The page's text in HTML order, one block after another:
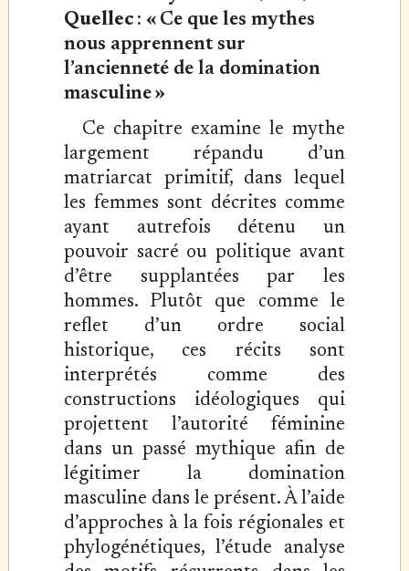
Quellec : « Ce que les mythes
nous apprennent sur
l’ancienneté de la domination
masculine »
Ce chapitre examine le mythe
largement répandu d’un
matriarcat primitif, dans lequel
les femmes sont décrites comme
ayant autrefois détenu un
pouvoir sacré ou politique avant
d’être supplantées par les
hommes. Plutôt que comme le
reflet d’un ordre social
historique, ces récits sont
interprétés comme des
constructions idéologiques qui
projettent l’autorité féminine
dans un passé mythique afin de
légitimer la domination
masculine dans le présent. À l’aide
d’approches à la fois régionales et
phylogénétiques, l’étude analyse